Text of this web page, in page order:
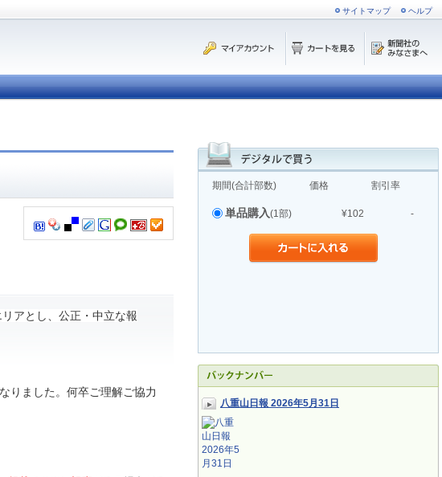
サイトマップ ヘルプ
期間(合計部数) 価格 割引率
単品購入(1部) ¥102 -
八重山日報 2026年5月31日
アとし、公正・中立な報
りました。何卒ご理解ご協力